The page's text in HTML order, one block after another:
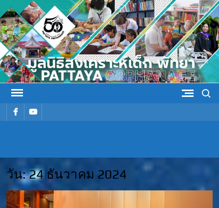
Skip
to
content
รายการรายการ
สงเคราะห์
เด็ก พัทยา
วัน:24 ธันวาคม 2024